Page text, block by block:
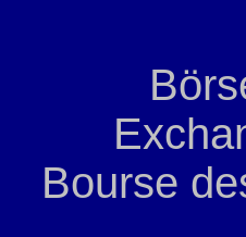
Bourse